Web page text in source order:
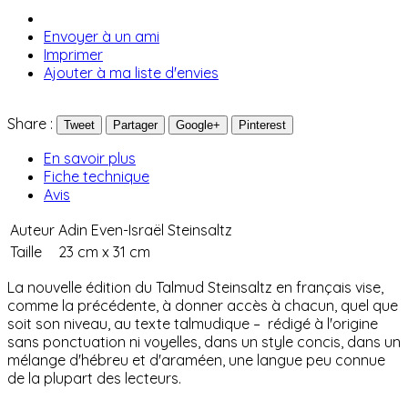
Envoyer à un ami
Imprimer
Ajouter à ma liste d'envies
Share : Tweet Partager Google+ Pinterest
En savoir plus
Fiche technique
Avis
Auteur Adin Even-Israël Steinsaltz
Taille
23 cm x 31 cm
La nouvelle édition du Talmud Steinsaltz en français vise,
comme la précédente, à donner accès à chacun, quel que
soit son niveau, au texte talmudique – rédigé à l'origine
sans ponctuation ni voyelles, dans un style concis, dans un
mélange d'hébreu et d'araméen, une langue peu connue
de la plupart des lecteurs.